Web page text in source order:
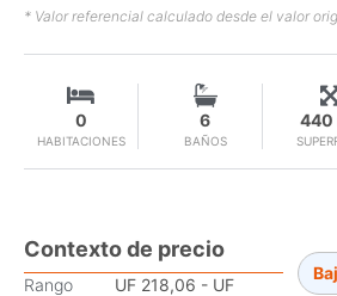
* Valor referencial calculado desde el valor
HABITACIONES
0
BAÑOS
6 440
Contexto de precio
Rango
UF 218,06 - UF